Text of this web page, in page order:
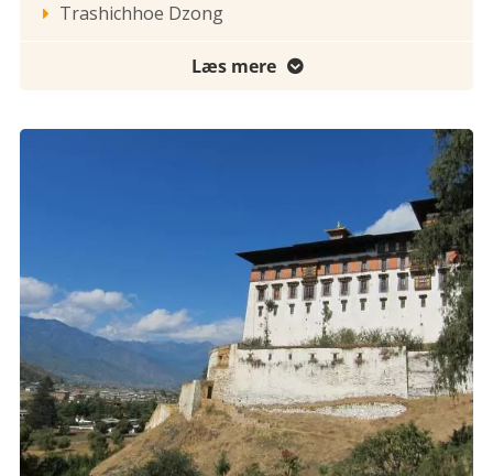
 Trashichhoe Dzong
Læs mere 